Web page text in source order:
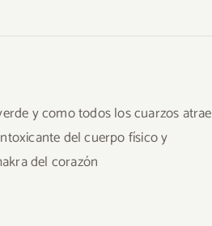
y como todos los cuarzos atrae
del cuerpo físico y
del corazón